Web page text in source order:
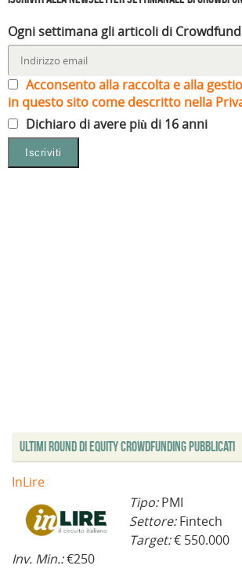
Ogni settimana gli articoli di
Acconsento alla raccolta e alla
in questo sito come descritto nella
Dichiaro di avere più di 16 anni
Ultimi Round di Equity Crowdfunding Pubblicati
InLire
Tipo:PMI
Settore:Fintech
Target:€ 550.000
Inv. Min.:€250